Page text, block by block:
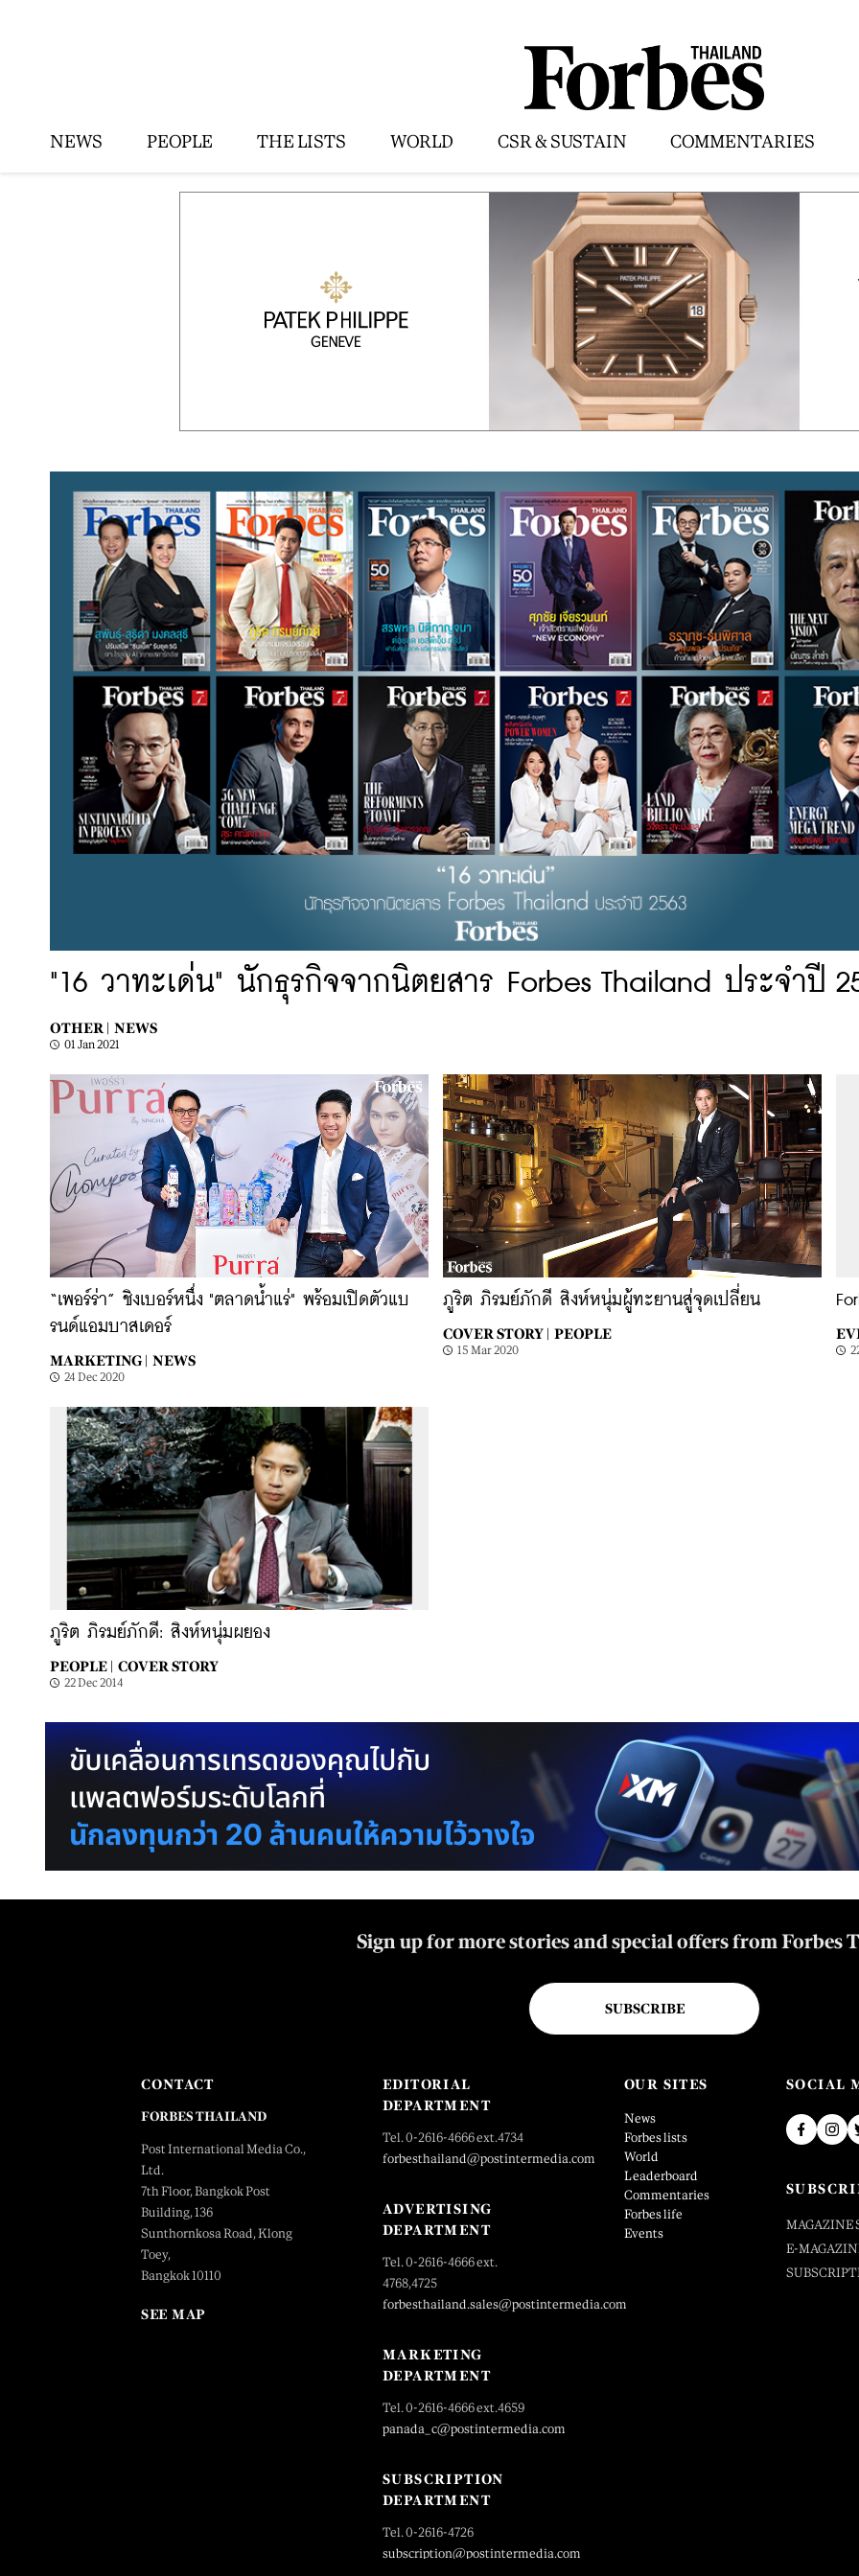
NEWS PEOPLE THE LISTS WORLD CSR & SUSTAIN COMMENTARIES
"16 วาทะเด่น" นักธุรกิจจากนิตยสาร Forbes Thailand ประจำปี
OTHER | NEWS
01 Jan 2021
“เพอร์ร่า” ชิงเบอร์หนึ่ง "ตลาดน้ำแร่" พร้อมเปิดตัวแบ
รนด์แอมบาสเดอร์
MARKETING | NEWS
24 Dec 2020
ภูริต ภิรมย์ภักดี สิงห์หนุ่มผู้ทะยานสู่จุดเปลี่ยน
COVER STORY | PEOPLE
15 Mar 2020
ภูริต ภิรมย์ภักดี: สิงห์หนุ่มผยอง
PEOPLE | COVER STORY
22 Dec 2014
Sign up for more stories and special offers from Forbes
SUBSCRIBE
CONTACT
FORBES THAILAND
Post International Media Co.,
Ltd.
7th Floor, Bangkok Post
Building, 136
Sunthornkosa Road, Klong
Toey,
Bangkok 10110
SEE MAP
EDITORIAL
DEPARTMENT
Tel. 0-2616-4666 ext.4734
forbesthailand@postintermedia.com
ADVERTISING
DEPARTMENT
Tel. 0-2616-4666 ext.
4768,4725
forbesthailand.sales@postintermedia.com
MARKETING
DEPARTMENT
Tel. 0-2616-4666 ext.4659
panada_c@postintermedia.com
SUBSCRIPTION
DEPARTMENT
Tel. 0-2616-4726
subscription@postintermedia.com
OUR SITES
News
Forbes lists
World
Leaderboard
Commentaries
Forbes life
Events
SOCIAL
MAGAZINE
E-